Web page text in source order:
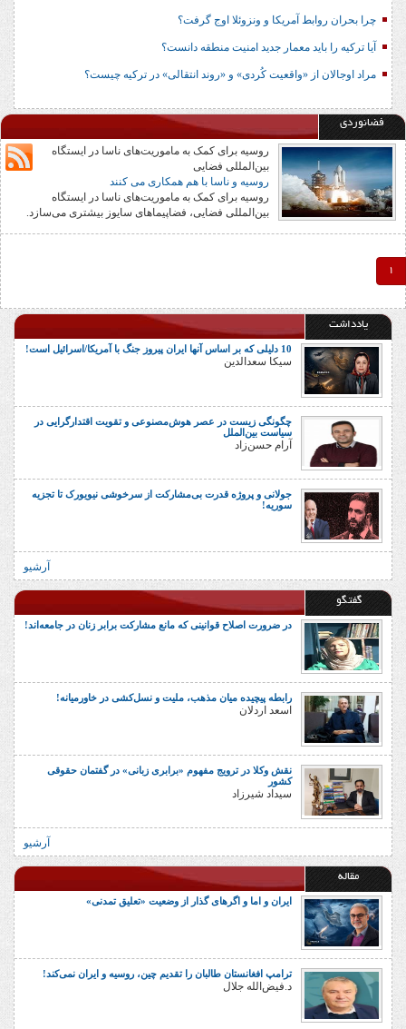
چرا بحران روابط آمریکا و ونزوئلا اوج گرفت؟
آیا ترکیه را باید معمار جدید امنیت منطقه دانست؟
مراد اوجالان از «واقعیت کُردی» و «روند انتقالی» در ترکیه چیست؟
فضانوردی
روسیه برای کمک به ماموریت‌های ناسا در ایستگاه
بین‌المللی فضایی
روسیه و ناسا با هم همکاری می کنند
روسیه برای کمک به ماموریت‌های ناسا در ایستگاه
بین‌المللی فضایی، فضاپیماهای سایوز بیشتری می‌سازد.
1
یادداشت
10 دلیلی که بر اساس آنها ایران پیروز جنگ با آمریکا/اسرائیل است!
سیکا سعدالدین
چگونگی زیست در عصر هوش‌مصنوعی و تقویت اقتدارگرایی در
سیاست بین‌الملل
آرام حسن‌زاد
جولانی و پروژه قدرت بی‌مشارکت از سرخوشی نیویورک تا تجزیه
سوریه!
آرشیو
گفتگو
در ضرورت اصلاح قوانینی که مانع مشارکت برابر زنان در جامعه‌اند!
رابطه پیچیده میان مذهب، ملیت و نسل‌کشی در خاورمیانه!
اسعد اردلان
نقش وکلا در ترویج مفهوم «برابری زبانی» در گفتمان حقوقی
کشور
سیداد شیرزاد
آرشیو
مقاله
ایران و اما و اگرهای گذار از وضعیت «تعلیق تمدنی»
ترامپ افغانستان طالبان را تقدیم چین، روسیه و ایران نمی‌کند!
د.فیض‌الله جلال